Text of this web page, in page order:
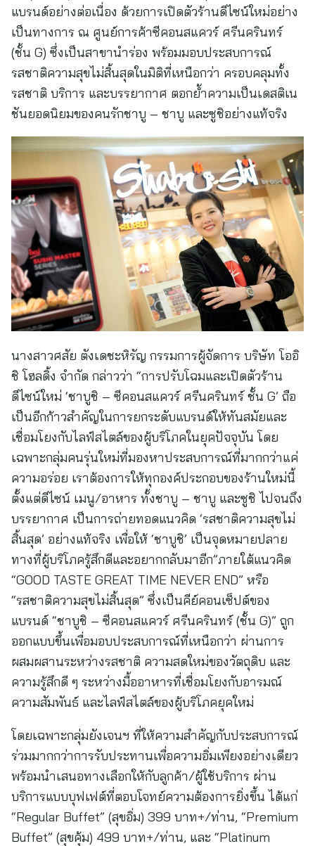
แบรนด์อย่างต่อเนื่อง ด้วยการเปิดตัวร้านดีไซน์ใหม่อย่าง
เป็นทางการ ณ ศูนย์การค้าซีคอนสแควร์ ศรีนครินทร์
(ชั้น G) ซึ่งเป็นสาขานำร่อง พร้อมมอบประสบการณ์
รสชาติความสุขไม่สิ้นสุดในมิติที่เหนือกว่า ครอบคลุมทั้ง
รสชาติ บริการ และบรรยากาศ ตอกย้ำความเป็นเดสติเน
ชันยอดนิยมของคนรักชาบู – ชาบู และซูชิอย่างแท้จริง
นางสาวศสัย ตังเดชะหิรัญ กรรมการผู้จัดการ บริษัท โออิ
ชิ โฮลดิ้ง จำกัด กล่าวว่า “การปรับโฉมและเปิดตัวร้าน
ดีไซน์ใหม่ ‘ชาบูชิ – ซีคอนสแควร์ ศรีนครินทร์ ชั้น G’ ถือ
เป็นอีกก้าวสำคัญในการยกระดับแบรนด์ให้ทันสมัยและ
เชื่อมโยงกับไลฟ์สไตล์ของผู้บริโภคในยุคปัจจุบัน โดย
เฉพาะกลุ่มคนรุ่นใหม่ที่มองหาประสบการณ์ที่มากกว่าแค่
ความอร่อย เราต้องการให้ทุกองค์ประกอบของร้านใหม่นี้
ตั้งแต่ดีไซน์ เมนู/อาหาร ทั้งชาบู – ชาบู และซูชิ ไปจนถึง
บรรยากาศ เป็นการถ่ายทอดแนวคิด ‘รสชาติความสุขไม่
สิ้นสุด’ อย่างแท้จริง เพื่อให้ ‘ชาบูชิ’ เป็นจุดหมายปลาย
ทางที่ผู้บริโภครู้สึกดีและอยากกลับมาอีก”ภายใต้แนวคิด
“GOOD TASTE GREAT TIME NEVER END” หรือ
“รสชาติความสุขไม่สิ้นสุด” ซึ่งเป็นคีย์คอนเซ็ปต์ของ
แบรนด์ “ชาบูชิ – ซีคอนสแควร์ ศรีนครินทร์ (ชั้น G)” ถูก
ออกแบบขึ้นเพื่อมอบประสบการณ์ที่เหนือกว่า ผ่านการ
ผสมผสานระหว่างรสชาติ ความสดใหม่ของวัตถุดิบ และ
ความรู้สึกดี ๆ ระหว่างมื้ออาหารที่เชื่อมโยงกับอารมณ์
ความสัมพันธ์ และไลฟ์สไตล์ของผู้บริโภคยุคใหม่
โดยเฉพาะกลุ่มยังเจนฯ ที่ให้ความสำคัญกับประสบการณ์
ร่วมมากกว่าการรับประทานเพื่อความอิ่มเพียงอย่างเดียว
พร้อมนำเสนอทางเลือกให้กับลูกค้า/ผู้ใช้บริการ ผ่าน
บริการแบบบุฟเฟต์ที่ตอบโจทย์ความต้องการยิ่งขึ้น ได้แก่
“Regular Buffet” (สุขอิ่ม) 399 บาท+/ท่าน, “Premium
Buffet” (สุขคุ้ม) 499 บาท+/ท่าน, และ “Platinum